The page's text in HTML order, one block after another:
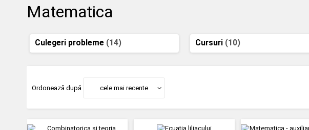
Matematica
Culegeri probleme (14) Cursuri (10)
Ordonează după cele mai recente